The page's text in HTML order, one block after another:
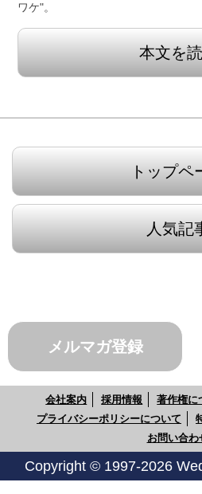
ワケ"。
本文を
トップペ
人気記
メルマガ登録
会社案内 採用情報 著作権に
プライバシーポリシーについて
お問い合わ
Copyright © 1997-2026